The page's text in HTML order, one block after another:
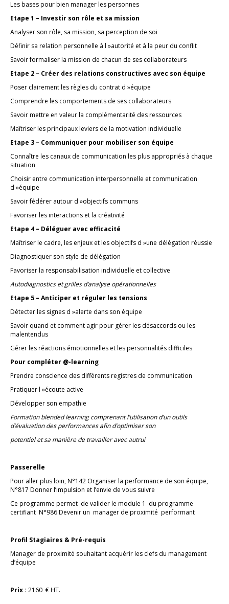
Les bases pour bien manager les personnes
Etape 1 – Investir son rôle et sa mission
Analyser son rôle, sa mission, sa perception de soi
Définir sa relation personnelle à l »autorité et à la peur du conflit
Savoir formaliser la mission de chacun de ses collaborateurs
Etape 2 – Créer des relations constructives avec son équipe
Poser clairement les règles du contrat d »équipe
Comprendre les comportements de ses collaborateurs
Savoir mettre en valeur la complémentarité des ressources
Maîtriser les principaux leviers de la motivation individuelle
Etape 3 – Communiquer pour mobiliser son équipe
Connaître les canaux de communication les plus appropriés à chaque
situation
Choisir entre communication interpersonnelle et communication
d »équipe
Savoir fédérer autour d »objectifs communs
Favoriser les interactions et la créativité
Etape 4 – Déléguer avec efficacité
Maîtriser le cadre, les enjeux et les objectifs d »une délégation réussie
Diagnostiquer son style de délégation
Favoriser la responsabilisation individuelle et collective
Autodiagnostics et grilles d’analyse opérationnelles
Etape 5 – Anticiper et réguler les tensions
Détecter les signes d »alerte dans son équipe
Savoir quand et comment agir pour gérer les désaccords ou les
malentendus
Gérer les réactions émotionnelles et les personnalités difficiles
Pour compléter @-learning
Prendre conscience des différents registres de communication
Pratiquer l »écoute active
Développer son empathie
Formation blended learning comprenant l’utilisation d’un outils
d’évaluation des performances afin d’optimiser son
potentiel et sa manière de travailler avec autrui
Passerelle
Pour aller plus loin, N°142 Organiser la performance de son équipe,
N°817 Donner l’impulsion et l’envie de vous suivre
Ce programme permet de valider le module 1 du programme
certifiant N°986 Devenir un manager de proximité performant
Profil Stagiaires & Pré-requis
Manager de proximité souhaitant acquérir les clefs du management
d’équipe
Prix : 2160 € HT.